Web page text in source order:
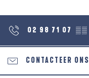
02 98 71 07 ▒▒
CONTACTEER ONS